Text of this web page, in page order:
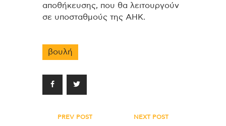
αποθήκευσης, που θα λειτουργούν
σε υποσταθμούς της ΑΗΚ.
βουλή
Πλοήγηση
PREV POST NEXT POST